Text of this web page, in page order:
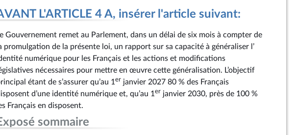
2023
2023
2023
L'ARTICLE 4 A, insérer l'article suivant:
Gouvernement remet au Parlement, dans un délai de six mois à compter de
promulgation de la présente loi, un rapport sur sa capacité à généraliser l’
numérique pour les Français et les actions et modifications
nécessaires pour mettre en œuvre cette généralisation. L’objectif
étant de s’assurer qu’au 1 er janvier 2027 80 % des Français
d’une identité numérique et, qu’au 1 er janvier 2030, près de 100 %
Français en disposent.
sommaire